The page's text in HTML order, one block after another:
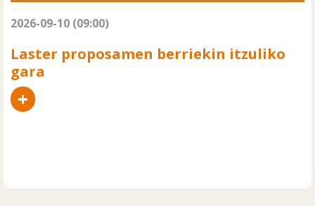
2026-09-10 (09:00)
Laster proposamen berriekin itzuliko
gara
+